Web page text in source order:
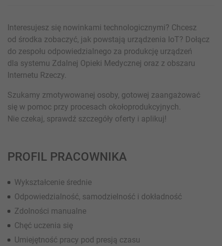
Interesujesz się nowinkami technologicznymi? Chcesz
od środka zobaczyć, jak powstają urządzenia IoT? Dołącz
do zespołu odpowiedzialnego za produkcję urządzeń
dla systemu Zdalnej Opieki Medycznej oraz z obszaru
Internetu Rzeczy.
Szukamy zmotywowanej osoby, gotowej zaangażować
się w pomoc przy procesach okołoprodukcyjnych.
Nie czekaj, sprawdź szczegóły oferty i aplikuj!
PROFIL PRACOWNIKA
Wykształcenie średnie
Odpowiedzialność, samodzielność i dokładność
Zdolności manualne
Chęć uczenia się
Umiejętność pracy pod presją czasu